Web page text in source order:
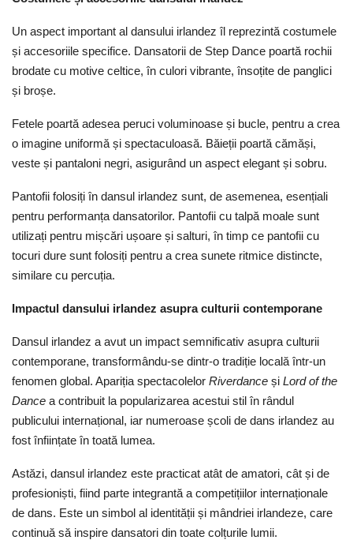
Un aspect important al dansului irlandez îl reprezintă costumele
și accesoriile specifice. Dansatorii de Step Dance poartă rochii
brodate cu motive celtice, în culori vibrante, însoțite de panglici
și broșe.
Fetele poartă adesea peruci voluminoase și bucle, pentru a crea
o imagine uniformă și spectaculoasă. Băieții poartă cămăși,
veste și pantaloni negri, asigurând un aspect elegant și sobru.
Pantofii folosiți în dansul irlandez sunt, de asemenea, esențiali
pentru performanța dansatorilor. Pantofii cu talpă moale sunt
utilizați pentru mișcări ușoare și salturi, în timp ce pantofii cu
tocuri dure sunt folosiți pentru a crea sunete ritmice distincte,
similare cu percuția.
Impactul dansului irlandez asupra culturii contemporane
Dansul irlandez a avut un impact semnificativ asupra culturii
contemporane, transformându-se dintr-o tradiție locală într-un
fenomen global. Apariția spectacolelor Riverdance și Lord of the
Dance a contribuit la popularizarea acestui stil în rândul
publicului internațional, iar numeroase școli de dans irlandez au
fost înființate în toată lumea.
Astăzi, dansul irlandez este practicat atât de amatori, cât și de
profesioniști, fiind parte integrantă a competițiilor internaționale
de dans. Este un simbol al identității și mândriei irlandeze, care
continuă să inspire dansatori din toate colțurile lumii.